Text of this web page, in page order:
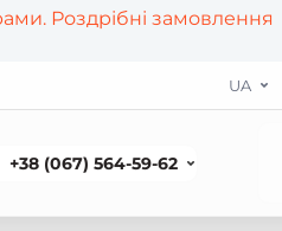
Роздрібні замовлення
UA
+38 (067) 564-59-62